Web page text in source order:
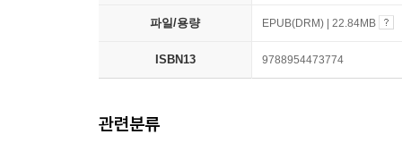
파일/용량 EPUB(DRM) | 22.84MB
ISBN13 9788954473774
관련분류